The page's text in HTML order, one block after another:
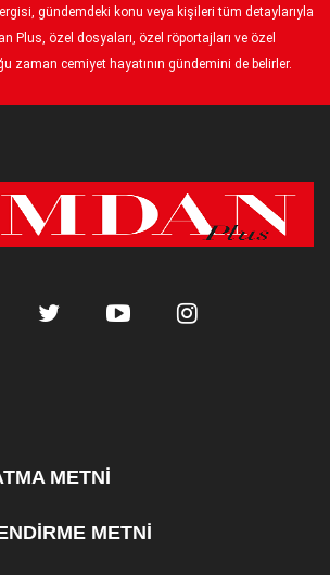
gündemdeki konu veya kişileri tüm detaylarıyla
Plus, özel dosyaları, özel röportajları ve özel
zaman cemiyet hayatının gündemini de belirler.
METNİ
METNİ